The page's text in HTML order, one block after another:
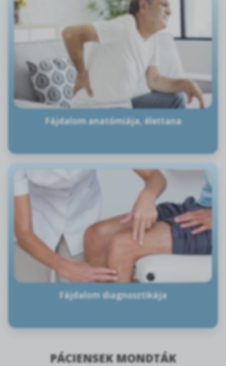
Fájdalom anatómiája, élettana
Fájdalom diagnosztikája
PÁCIENSEK MONDTÁK